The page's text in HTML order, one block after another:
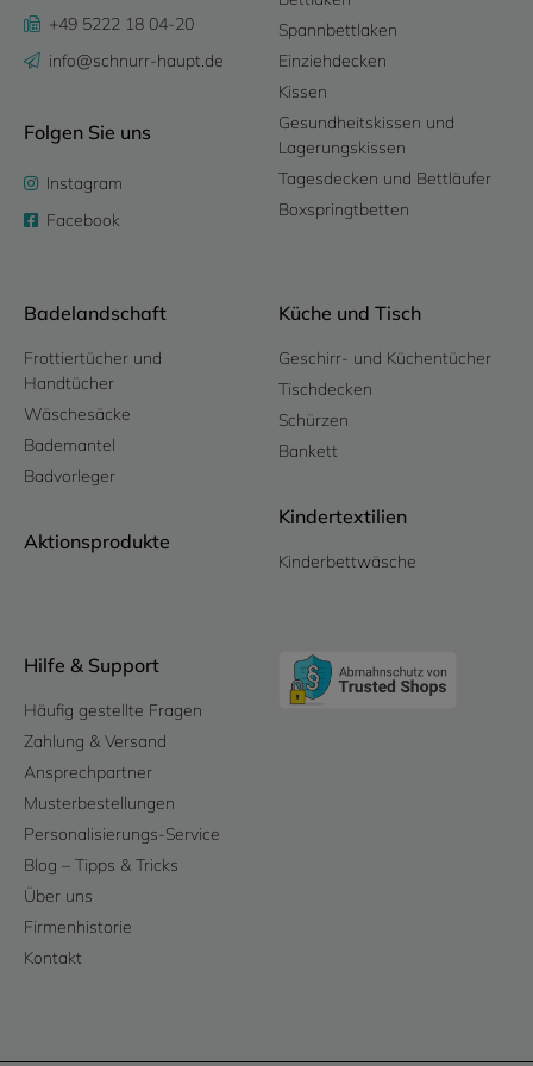
+49 5222 18 04-20
info@schnurr-haupt.de
Folgen Sie uns
Instagram
Facebook
Spannbettlaken
Einziehdecken
Kissen
Gesundheitskissen und
Lagerungskissen
Tagesdecken und Bettläufer
Boxspringtbetten
Badelandschaft
Frottiertücher und
Handtücher
Wäschesäcke
Bademantel
Badvorleger
Aktionsprodukte
Küche und Tisch
Geschirr- und Küchentücher
Tischdecken
Schürzen
Bankett
Kindertextilien
Kinderbettwäsche
Hilfe & Support
Häufig gestellte Fragen
Zahlung & Versand
Ansprechpartner
Musterbestellungen
Personalisierungs-Service
Blog – Tipps & Tricks
Über uns
Firmenhistorie
Kontakt